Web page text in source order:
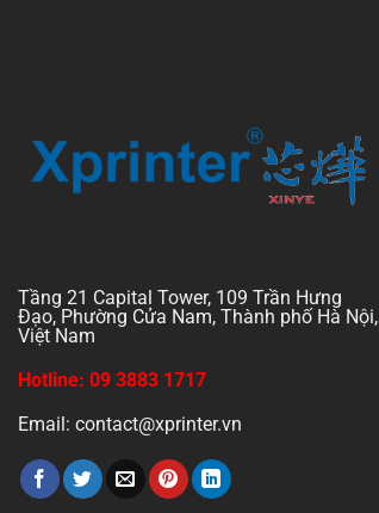
Tầng 21 Capital Tower, 109 Trần Hưng
Đạo, Phường Cửa Nam, Thành phố Hà Nội,
Việt Nam
Hotline: 09 3883 1717
Email: contact@xprinter.vn